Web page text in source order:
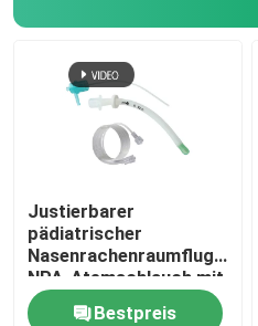
Persönliche
Einwegmittel zur
Endotracheale Röhre
OEM-Katheter
Justierbarer
pädiatrischer
Nasenrachenraumfluglinie
NPA-Atemschlauch mit
weicher Spitze
Bestpreis